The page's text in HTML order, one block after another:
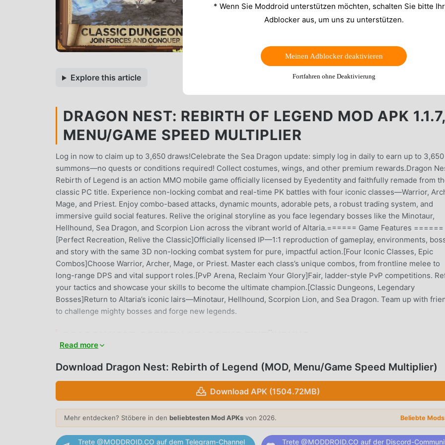
Explore this article
DRAGON NEST: REBIRTH OF LEGEND MOD APK 1.1.7,
MENU/GAME SPEED MULTIPLIER
Log in now to claim up to 3,650 draws!Celebrate the Sea Dragon update: simply log in daily to earn up to 3,650
summons—no quests or conditions required! Collect costumes, wings, and other premium rewards.Dragon
Rebirth of Legend is an action MMO mobile game officially licensed by Eyedentity and faithfully remade from
classic PC title. Experience non-locking combat and real-time PK battles with four iconic classes—Warrior,
Mage, and Priest. Enjoy combo-based attacks, dynamic mounts, adorable pets, a robust trading system, and
immersive guild social features. Relive the original storyline as you face legendary bosses like the Minotaur,
Hellhound, Sea Dragon, and Scorpion Lion across the vibrant world of Altaria.====== Game Features ======
[Perfect Recreation, Relive the Classic]Officially licensed IP—1:1 reproduction of gameplay, environments,
and story with the same 3D non-locking combat system for pure, impactful action.[Four Iconic Classes, Epic
Combos]Choose Warrior, Archer, Mage, or Priest. Master each class’s unique combos, from frontline melee to
long-range DPS and vital support roles.[PvP Arena, Reclaim Your Glory]Fair, ladder-style PvP competitions.
your tactics and showcase your skills to become the ultimate champion.[Classic Dungeons, Legendary
Bosses]Return to Altaria’s iconic lairs—Minotaur, Hellhound, Scorpion Lion, and Sea Dragon. Team up with
to challenge mighty bosses and forge new legends.
Welt gewonnen, die rpg-Spiele lieben. Wenn Sie dieses Spiel als weltweit größte Mod-Apk-Download-Site für
neueste Version von Dragon Nest: Rebirth of Legend 1.1.7 kostenlos zur Verfügung, sondern stellt auch
Menu/Game Speed Multiplier mod kostenlos zur Verfügung, was Ihnen hilft, sich wiederholende mechanische
Aufgaben im Spiel zu sparen, damit Sie sich konzentrieren können darauf, die Freude zu genießen, die das
selbst mit sich bringt. moddroid verspricht, dass jeder Dragon Nest: Rebirth of Legend -Mod den Spielern
Gebühren in Rechnung stellt und 100 % sicher, verfügbar und kostenlos zu installieren ist. Laden Sie einfach
Read more
Download Dragon Nest: Rebirth of Legend (MOD, Menu/Game Speed Multiplier)
Download APK (1504.72MB)
Mehr entdecken? Stöbere in den beliebtesten Mod APKs von 2026. Beliebte
Trete @MODDROID.CO auf dem Telegram-Channel
Trete @MODDROID.CO auf der Discord-
* Wenn Sie Moddroid unterstützen möchten, schalten Sie bitte
Adblocker aus, um uns zu unterstützen.
Meinen Adblocker deaktivieren
Fortfahren ohne Deaktivierung